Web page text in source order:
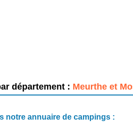
département : Meurthe et
notre annuaire de campings :